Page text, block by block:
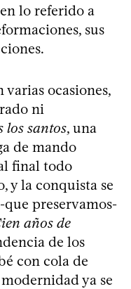
lo referido a
sus
varias ocasiones,
ni
los santos, una
de mando
final todo
y la conquista se
preservamos-
años de
de los
con cola de
ya se